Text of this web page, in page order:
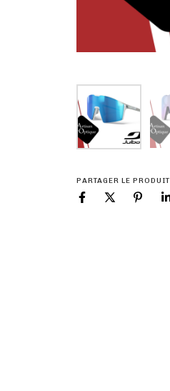
PARTAGER LE PRODUIT